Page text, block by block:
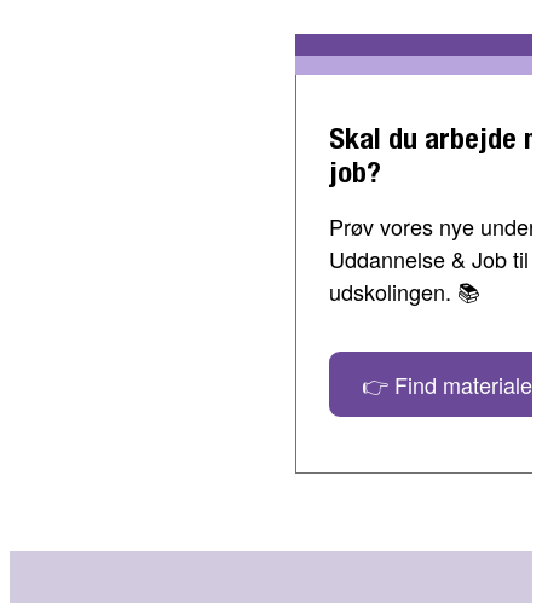
Skal du arbejde
job?
Prøv vores nye
Uddannelse & Job til
udskolingen. 📚
👉 Find